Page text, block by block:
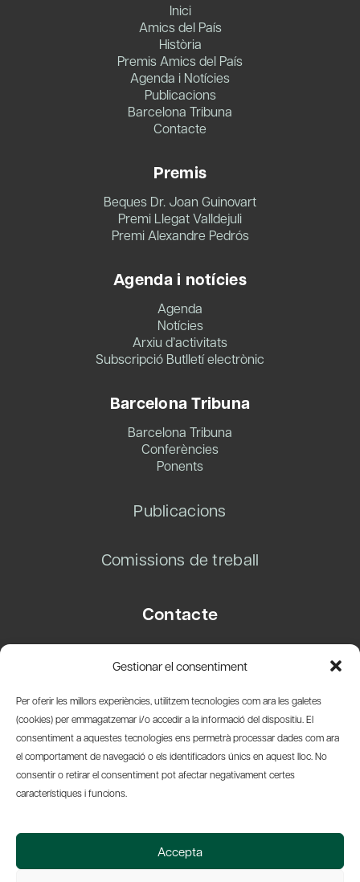
Gestionar el consentiment
Per oferir les millors experiències, utilitzem tecnologies com ara les galetes
(cookies) per emmagatzemar i/o accedir a la informació del dispositiu. El
consentiment a aquestes tecnologies ens permetrà processar dades com ara
el comportament de navegació o els identificadors únics en aquest lloc. No
consentir o retirar el consentiment pot afectar negativament certes
característiques i funcions.
Accepta
Inici
Amics del País
Història
Premis Amics del País
Agenda i Notícies
Publicacions
Barcelona Tribuna
Contacte
Premis
Beques Dr. Joan Guinovart
Premi Llegat Valldejuli
Premi Alexandre Pedrós
Agenda i notícies
Agenda
Notícies
Arxiu d’activitats
Subscripció Butlletí electrònic
Barcelona Tribuna
Barcelona Tribuna
Conferències
Ponents
Publicacions
Comissions de treball
Contacte
08003 Barcelona
info@amicsdelpais.com
Suscripció Newsletter
© 2026 Societat Econòmica Barcelonesa d'Amics del País